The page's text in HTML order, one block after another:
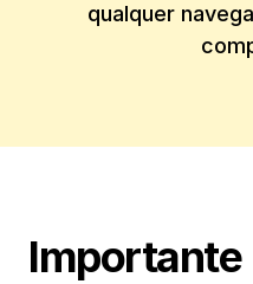
qualquer
Importante